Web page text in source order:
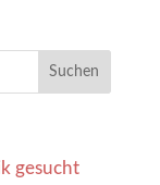
gesucht